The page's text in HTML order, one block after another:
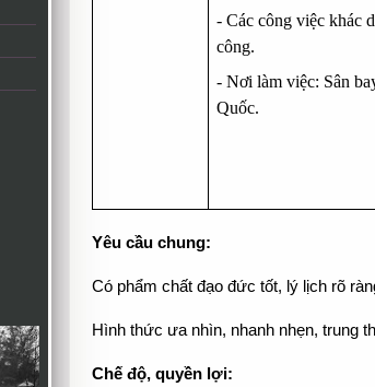
- Các công việc khác
công.
- Nơi làm việc: Sân
Quốc.
Yêu cầu chung:
Có phẩm chất đạo đức tốt, lý lịch rõ
Hình thức ưa nhìn, nhanh nhẹn, trung
Chế độ, quyền lợi: